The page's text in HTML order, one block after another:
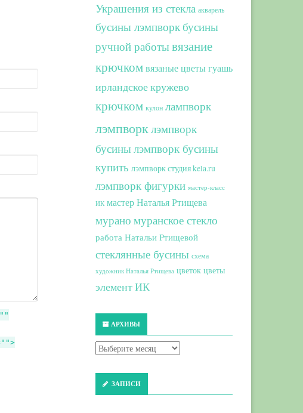
Украшения из стекла акварель
бусины лэмпворк бусины
ручной работывязание
крючком вязаные цветы гуашь
ирландское кружево
крючком кулон лампворк
лэмпворклэмпворк
бусинылэмпворк бусины
купить лэмпворк студия kela.ru
лэмпворк фигурки мастер-класс
ИК мастер Наталья Ртищева
мурано муранское стекло
работа Натальи Ртищевой
стеклянные бусины схема
художник Наталья Ртищева цветок цветы
элемент ИК
АРХИВЫ
ЗАПИСИ